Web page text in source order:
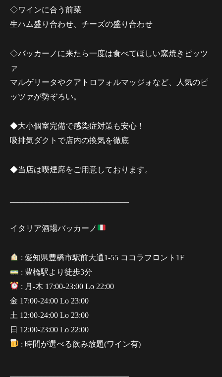
◇ワインに合う前菜
生ハム盛り合わせ、チーズの盛り合わせ
◇バッカーノに来たら一度は食べてほしい窯焼きピッツ
ァ
マルゲリータやクアトロフォルマッジォなど、人気のピ
ッツァが勢ぞろい。
◆大小個室完備で感染症対策も安心！
吸排気ダクトで店内の換気を徹底
◆当店は喫煙席をご用意しております。
イタリア酒場バッカーノ
: 愛知県豊橋市駅前大通1-55 ココラフロント1F
: 豊橋駅より徒歩3分
: 月-木 17:00-23:00 Lo 22:00
金 17:00-24:00 Lo 23:00
土 12:00-24:00 Lo 23:00
日 12:00-23:00 Lo 22:00
: 時間が選べる飲み放題(ワイン有)